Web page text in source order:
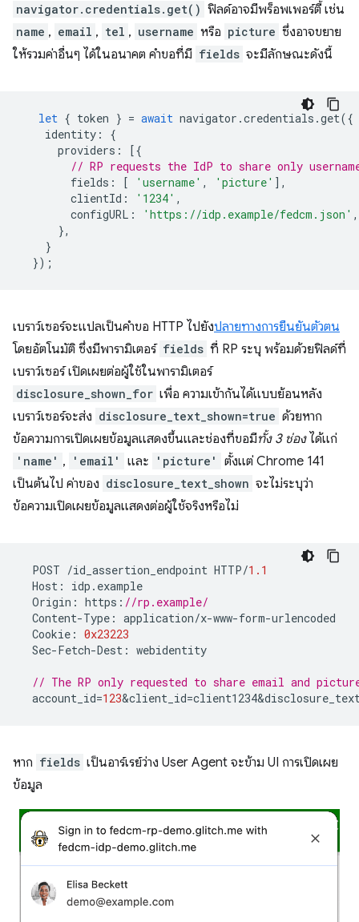
navigator.credentials.get() ฟิลด์อาจมีพร็อพเพอร์ตี้ เช่น
name , email , tel , username หรือ picture ซึ่งอาจขยาย
ให้รวมค่าอื่นๆ ได้ในอนาคต คำขอที่มี fields จะมีลักษณะดังนี้
let { token } = await navigator .credentials .get({
identity :
{
providers :
[{
// RP requests the IdP to share only
fields : [ 'username' , 'picture' ],
clientId : '1234' ,
configURL : 'https://idp.example/fedcm.json' ,
},
}
});
เบราว์เซอร์จะแปลเป็นคำขอ HTTP ไปยังปลายทางการยืนยันตัวตน
โดยอัตโนมัติ ซึ่งมีพารามิเตอร์ fields ที่ RP ระบุ พร้อมด้วยฟิลด์ที่
เบราว์เซอร์ เปิดเผยต่อผู้ใช้ในพารามิเตอร์
disclosure_shown_for เพื่อ ความเข้ากันได้แบบย้อนหลัง
เบราว์เซอร์จะส่ง disclosure_text_shown=true ด้วยหาก
ข้อความการเปิดเผยข้อมูลแสดงขึ้นและช่องที่ขอมีทั้ง 3 ช่องได้แก่
'name' , 'email' และ 'picture'
ตั้งแต่ Chrome 141
เป็นต้นไป ค่าของ disclosure_text_shown จะไม่ระบุว่า
ข้อความเปิดเผยข้อมูลแสดงต่อผู้ใช้จริงหรือไม่
POST /id_assertion_endpoint HTTP/1.1
Host : idp . example
Origin : https : //rp.example/
Content-Type : application/x-www-form-urlencoded
Cookie : 0x23223
Sec-Fetch-Dest : webidentity
// The RP only requested to share email and
account_id=123&client_id=
หาก fields เป็นอาร์เรย์ว่าง User Agent จะข้าม UI การเปิดเผย
ข้อมูล